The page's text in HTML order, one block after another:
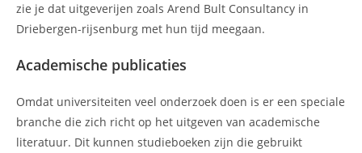
zie je dat uitgeverijen zoals Arend Bult Consultancy in
Driebergen-rijsenburg met hun tijd meegaan.
Academische publicaties
Omdat universiteiten veel onderzoek doen is er een speciale
branche die zich richt op het uitgeven van academische
literatuur. Dit kunnen studieboeken zijn die gebruikt